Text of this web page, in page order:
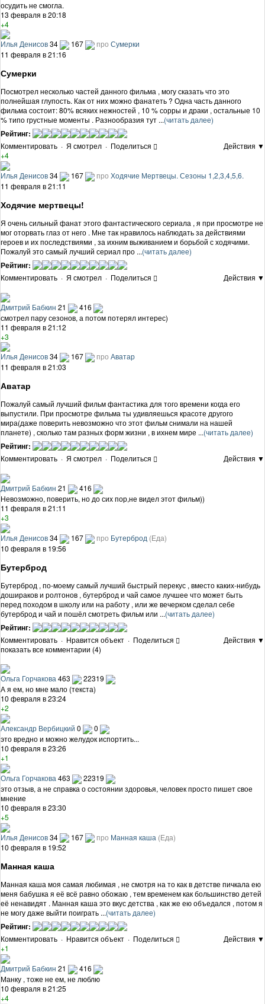
осудить не смогла.
13 февраля в 20:18
+4
Илья Денисов34 167 про Сумерки
11 февраля в 21:16
Сумерки
Посмотрел несколько частей данного фильма , могу сказать что это
полнейшая глупость. Как от них можно фанатеть ? Одна часть данного
фильма состоит: 80% всяких нежностей , 10 % сорры и драки , остальные 10
% типо грустные моменты . Разнообразия тут ...(читать далее)
Рейтинг:
Комментировать · Я смотрел · Поделиться
Действия ▼
+4
Илья Денисов34 167 про Ходячие Мертвецы. Сезоны 1,2,3,4,5,6.
11 февраля в 21:11
Ходячие мертвецы!
Я очень сильный фанат этого фантастического сериала , я при просмотре не
мог оторвать глаз от него . Мне так нравилось наблюдать за действиями
героев и их последствиями , за ихним выживанием и борьбой с ходячими.
Пожалуй это самый лучший сериал про ...(читать далее)
Рейтинг:
Комментировать · Я смотрел · Поделиться Действия ▼
Дмитрий Бабкин 21
416
смотрел пару сезонов, а потом потерял интерес)
11 февраля в 21:12
+3
Илья Денисов34 167 про Аватар
11 февраля в 21:03
Аватар
Пожалуй самый лучший фильм фантастика для того времени когда его
выпустили. При просмотре фильма ты удивляешься красоте другого
мира(даже поверить невозможно что этот фильм снимали на нашей
планете) , сколько там разных форм жизни , в ихнем мире ...(читать далее)
Рейтинг:
Комментировать · Я смотрел · Поделиться Действия ▼
Дмитрий Бабкин 21
416
Невозможно, поверить, но до сих пор,не видел этот фильм))
11 февраля в 21:11
+3
Илья Денисов34 167 про Бутерброд (Еда)
10 февраля в 19:56
Бутерброд
Бутерброд , по-моему самый лучший быстрый перекус , вместо каких-нибудь
дошираков и ролтонов , бутерброд и чай самое лучшее что может быть
перед походом в школу или на работу , или же вечерком сделал себе
бутерброд и чай и пошёл смотреть фильм или ...(читать далее)
Рейтинг:
Комментировать · Нравится объект · Поделиться
Действия ▼
показать все комментарии (4)
Ольга Горчакова 463
22319
А я ем, но мне мало (текста)
10 февраля в 23:24
+2
Александр Вербицкий 0
0
это вредно и можно желудок испортить...
10 февраля в 23:26
+1
Ольга Горчакова 463
22319
это отзыв, а не справка о состоянии здоровья, человек просто пишет свое
мнение
10 февраля в 23:30
+5
Илья Денисов34 167 про Манная каша (Еда)
10 февраля в 19:52
Манная каша
Манная каша моя самая любимая , не смотря на то как в детстве пичкала ею
меня бабушка я её всё равно обожаю , тем временем как большинство детей
её ненавидят . Манная каша это вкус детства , как же ею объедался , потом я
не могу даже выйти поиграть ...(читать далее)
Рейтинг:
Комментировать · Нравится объект · Поделиться
Действия ▼
+1
Дмитрий Бабкин 21
416
Манку , тоже не ем, не люблю
10 февраля в 21:25
+4